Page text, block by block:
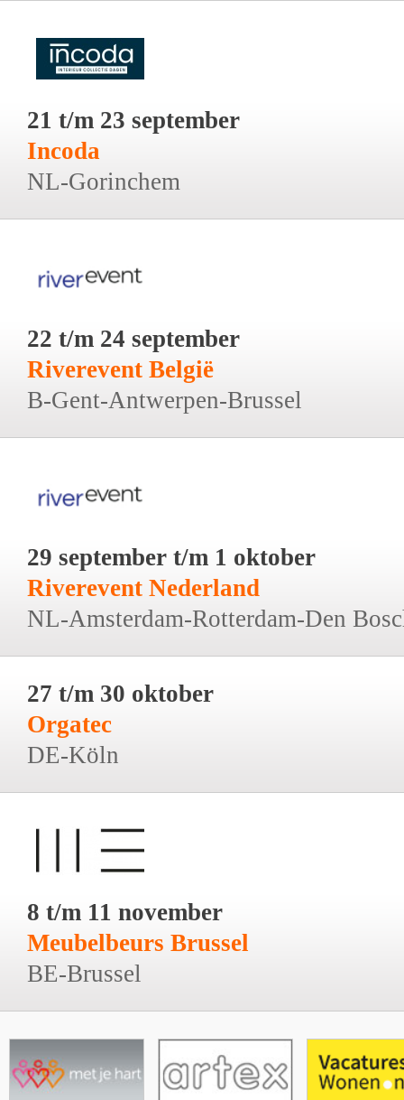
21 t/m 23 september
Incoda
NL-Gorinchem
22 t/m 24 september
Riverevent België
B-Gent-Antwerpen-Brussel
29 september t/m 1 oktober
Riverevent Nederland
NL-Amsterdam-Rotterdam-Den
27 t/m 30 oktober
Orgatec
DE-Köln
8 t/m 11 november
Meubelbeurs Brussel
BE-Brussel